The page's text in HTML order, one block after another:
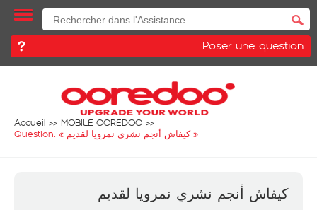
Poser une question
Accueil
MOBILE OOREDOO
Question: « كيفاش أنجم نشري نمرويا لقديم»
كيفاش أنجم نشري نمرويا لقديم